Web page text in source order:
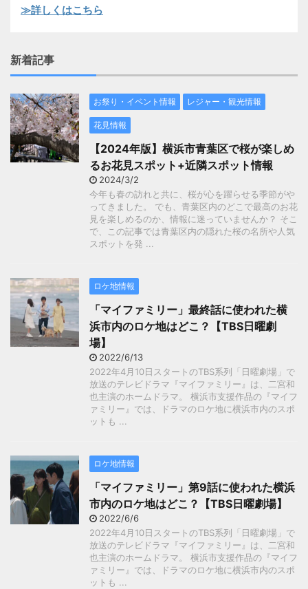
≫詳しくはこちら
新着記事
お祭り・イベント情報 レジャー・観光情報
花見情報
【2024年版】横浜市青葉区で桜が楽しめ
るお花見スポット+近隣スポット情報
2024/3/2
今年も春の訪れと共に、桜が心を躍らせる季節がや
ってきました。 でも、青葉区内のどこで最高のお花
見を楽しめるのか、情報に迷っていませんか？ そこ
で、この記事では青葉区内の隠れた桜の名所や人気
スポットを発 ...
ロケ地情報
「マイファミリー」最終話に使われた横
浜市内のロケ地はどこ？【TBS日曜劇
場】
2022/6/13
2022年4月10日スタートのTBS系列「日曜劇場」で
放送のテレビドラマ『マイファミリー』は、二宮和
也主演のホームドラマ。 横浜市支援作品の『マイフ
ァミリー』では、ドラマのロケ地に横浜市内のスポ
ットも ...
ロケ地情報
「マイファミリー」第9話に使われた横浜
市内のロケ地はどこ？【TBS日曜劇場】
2022/6/6
2022年4月10日スタートのTBS系列「日曜劇場」で
放送のテレビドラマ『マイファミリー』は、二宮和
也主演のホームドラマ。 横浜市支援作品の『マイフ
ァミリー』では、ドラマのロケ地に横浜市内のスポ
ットも ...